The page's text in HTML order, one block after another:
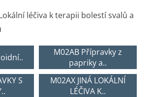
léčiva k terapii bolestí svalů a
M02AB Přípravky z
papriky a..
S
M02AX JINÁ LOKÁLNÍ
LÉČIVA K..